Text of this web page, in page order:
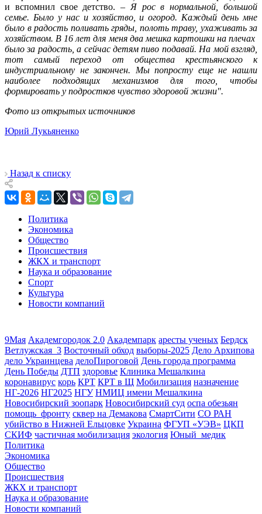
и вспомнил свое детство. – Я рос в нормальной, большой
семье. Было у нас и хозяйство, и огород. Каждый день мне
было в радость поливать гряды, полоть траву, ухаживать за
хозяйством. В 16 лет для меня два мешка картошки на плечах
было за радость, а сейчас детям пиво подавай. На мой взгляд,
тот самый переход от общества крестьянского к
индустриальному не закончен. Мы попросту еще не нашли
наиболее подходящих механизмов для того, чтобы
формировать у подростков чувство здоровой жизни".
Фото из открытых источников
Юрий Лукьяненко
Назад к списку
Политика
Экономика
Общество
Происшествия
ЖКХ и транспорт
Наука и образование
Спорт
Культура
Новости компаний
9Мая Академгородок 2.0 Академпарк аресты ученых Бердск
Ветлужская_3 Восточный обход выборы-2025 Дело Архипова
дело Украинцева делоПироговой День города программа
День Победы ДТП здоровье Клиника Мешалкина
коронавирус корь КРТ КРТ в Щ Мобилизация назначение
НГ-2026 НГ2025 НГУ НМИЦ имени Мешалкина
Новосибирский зоопарк Новосибирский суд оспа обезьян
помощь_фронту сквер на Демакова СмартСити СО РАН
убийство в Нижней Ельцовке Украина ФГУП «УЭВ» ЦКП
СКИФ частичная мобилизация экология Юный_медик
Политика
Экономика
Общество
Происшествия
ЖКХ и транспорт
Наука и образование
Новости компаний